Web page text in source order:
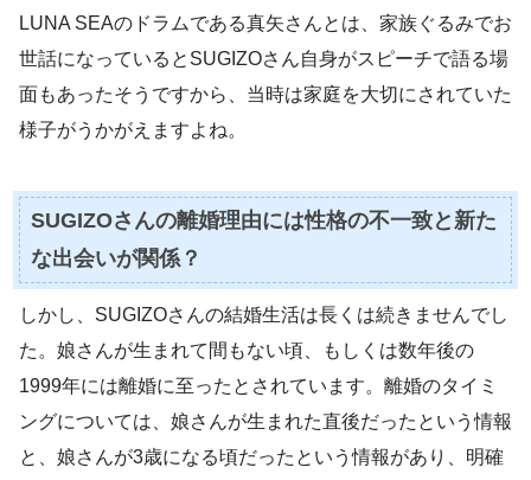
LUNA SEAのドラムである真矢さんとは、家族ぐるみでお
世話になっているとSUGIZOさん自身がスピーチで語る場
面もあったそうですから、当時は家庭を大切にされていた
様子がうかがえますよね。
SUGIZOさんの離婚理由には性格の不一致と新た
な出会いが関係？
しかし、SUGIZOさんの結婚生活は長くは続きませんでし
た。娘さんが生まれて間もない頃、もしくは数年後の
1999年には離婚に至ったとされています。離婚のタイミ
ングについては、娘さんが生まれた直後だったという情報
と、娘さんが3歳になる頃だったという情報があり、明確